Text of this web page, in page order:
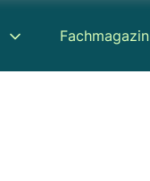
Fachmagazin